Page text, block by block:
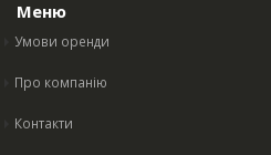
Меню
Умови оренди
Про компанію
Контакти